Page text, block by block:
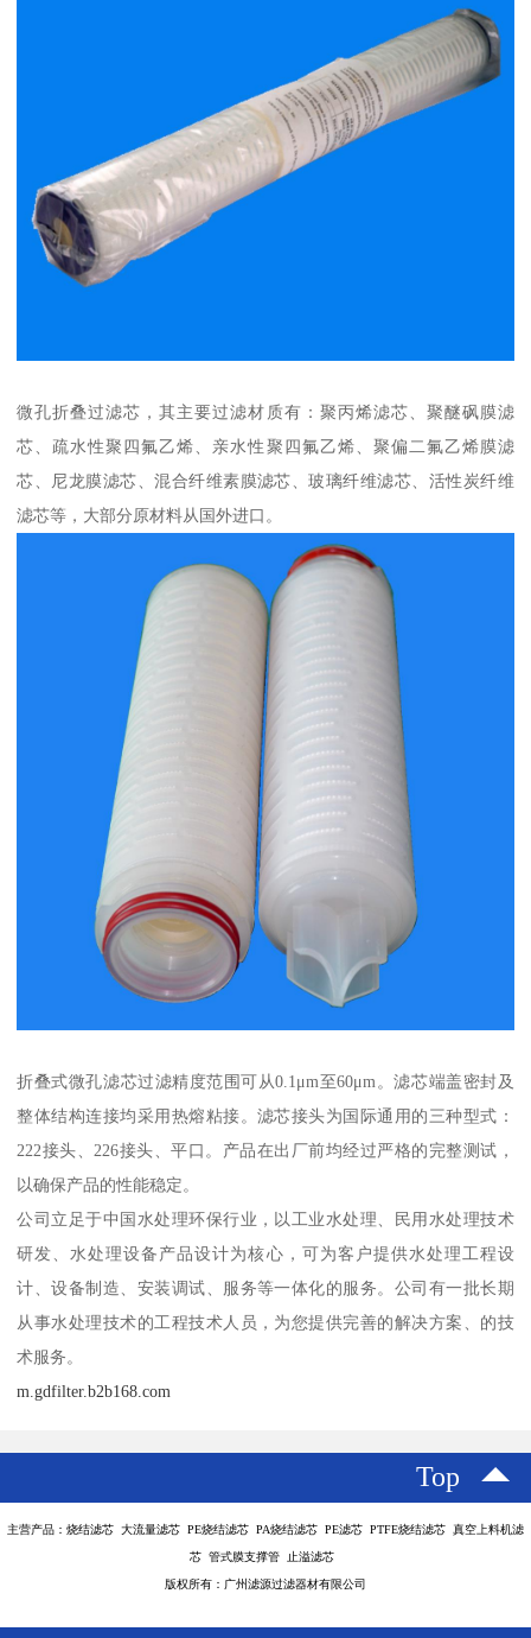
微孔折叠过滤芯，其主要过滤材质有：聚丙烯滤芯、聚醚砜膜滤
芯、疏水性聚四氟乙烯、亲水性聚四氟乙烯、聚偏二氟乙烯膜滤
芯、尼龙膜滤芯、混合纤维素膜滤芯、玻璃纤维滤芯、活性炭纤维
滤芯等，大部分原材料从国外进口。
折叠式微孔滤芯过滤精度范围可从0.1μm至60μm。滤芯端盖密封及
整体结构连接均采用热熔粘接。滤芯接头为国际通用的三种型式：
222接头、226接头、平口。产品在出厂前均经过严格的完整测试，
以确保产品的性能稳定。
公司立足于中国水处理环保行业，以工业水处理、民用水处理技术
研发、水处理设备产品设计为核心，可为客户提供水处理工程设
计、设备制造、安装调试、服务等一体化的服务。公司有一批长期
从事水处理技术的工程技术人员，为您提供完善的解决方案、的技
术服务。
m.gdfilter.b2b168.com
Top
主营产品：烧结滤芯 大流量滤芯 PE烧结滤芯 PA烧结滤芯 PE滤芯 PTFE烧结滤芯 真空上料机滤
芯 管式膜支撑管 止溢滤芯
版权所有：广州滤源过滤器材有限公司